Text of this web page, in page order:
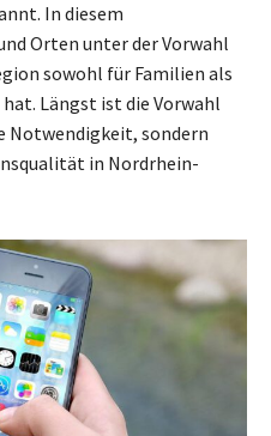
In diesem
Orten unter der Vorwahl
sowohl für Familien als
Längst ist die Vorwahl
Notwendigkeit, sondern
in Nordrhein-